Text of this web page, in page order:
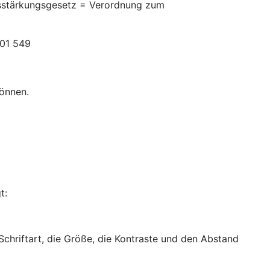
= Verordnung zum
549
die Größe, die Kontraste und den Abstand